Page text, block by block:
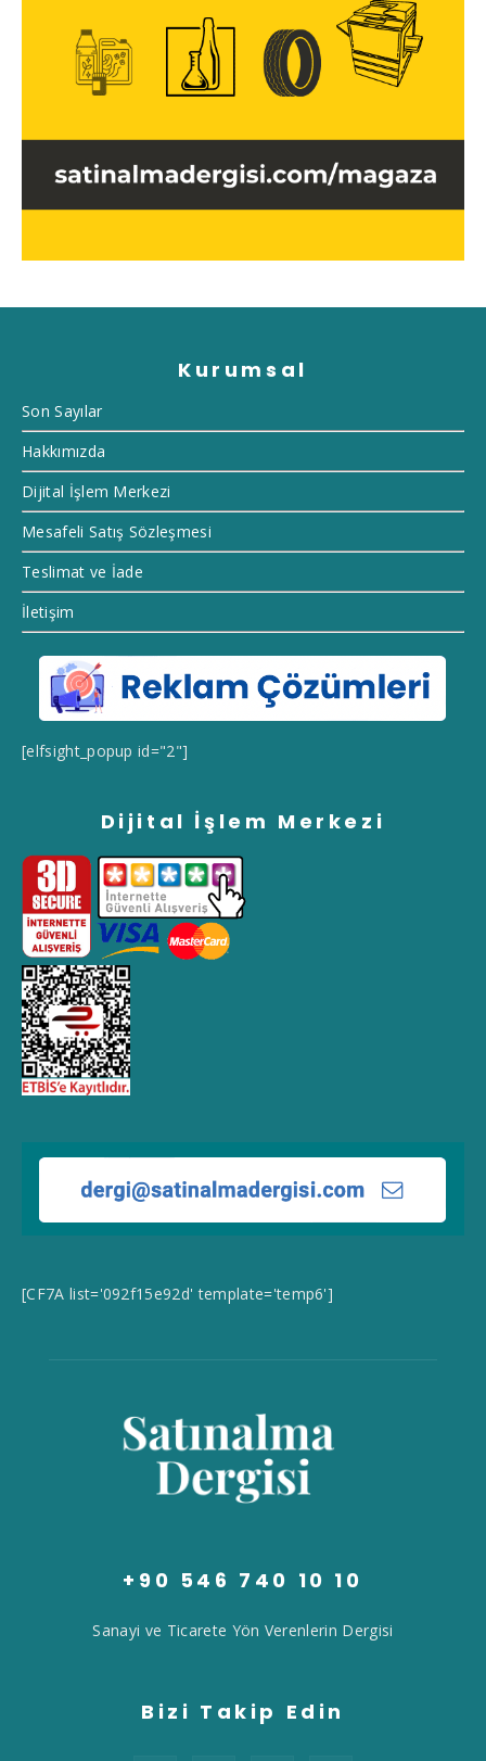
Kurumsal
Son Sayılar
Hakkımızda
Dijital İşlem Merkezi
Mesafeli Satış Sözleşmesi
Teslimat ve İade
İletişim
[elfsight_popup id="2"]
Dijital İşlem Merkezi
[CF7A list='092f15e92d' template='temp6']
+90 546 740 10 10
Sanayi ve Ticarete Yön Verenlerin Dergisi
Bizi Takip Edin